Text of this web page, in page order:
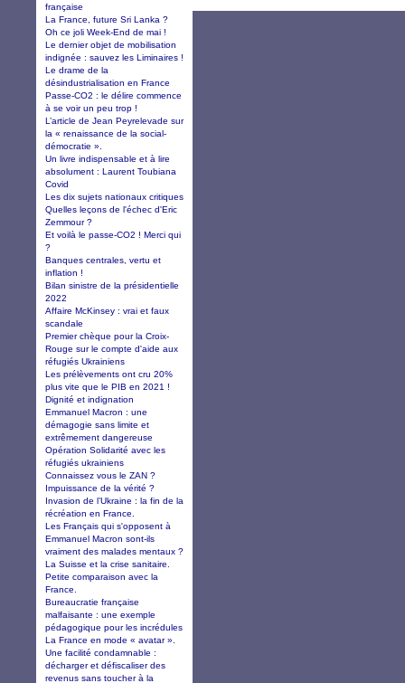
française
La France, future Sri Lanka ?
Oh ce joli Week-End de mai !
Le dernier objet de mobilisation
indignée : sauvez les Liminaires !
Le drame de la
désindustrialisation en France
Passe-CO2 : le délire commence
à se voir un peu trop !
L’article de Jean Peyrelevade sur
la « renaissance de la social-
démocratie ».
Un livre indispensable et à lire
absolument : Laurent Toubiana
Covid
Les dix sujets nationaux critiques
Quelles leçons de l'échec d'Eric
Zemmour ?
Et voilà le passe-CO2 ! Merci qui
?
Banques centrales, vertu et
inflation !
Bilan sinistre de la présidentielle
2022
Affaire McKinsey : vrai et faux
scandale
Premier chèque pour la Croix-
Rouge sur le compte d'aide aux
réfugiés Ukrainiens
Les prélèvements ont cru 20%
plus vite que le PIB en 2021 !
Dignité et indignation
Emmanuel Macron : une
démagogie sans limite et
extrêmement dangereuse
Opération Solidarité avec les
réfugiés ukrainiens
Connaissez vous le ZAN ?
Impuissance de la vérité ?
Invasion de l’Ukraine : la fin de la
récréation en France.
Les Français qui s'opposent à
Emmanuel Macron sont-ils
vraiment des malades mentaux ?
La Suisse et la crise sanitaire.
Petite comparaison avec la
France.
Bureaucratie française
malfaisante : une exemple
pédagogique pour les incrédules
La France en mode « avatar ».
Une facilité condamnable :
décharger et défiscaliser des
revenus sans toucher à la